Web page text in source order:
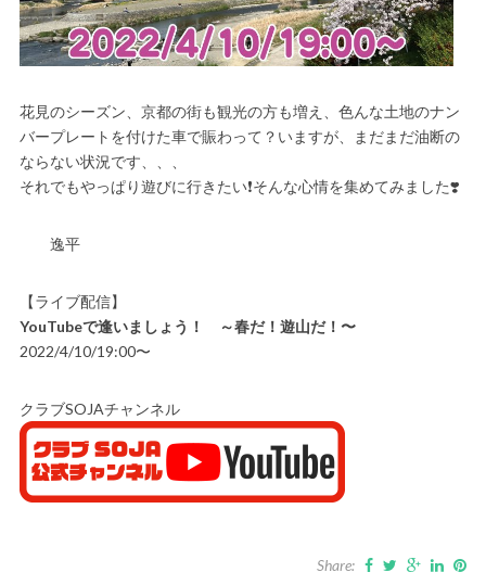
花見のシーズン、京都の街も観光の方も増え、色んな土地のナン
バープレートを付けた車で賑わって？いますが、まだまだ油断の
ならない状況です、、、
それでもやっぱり遊びに行きたい❗️そんな心情を集めてみました❣️
逸平
【ライブ配信】
YouTubeで逢いましょう！ ～春だ！遊山だ！〜
2022/4/10/19:00〜
クラブSOJAチャンネル
Share: